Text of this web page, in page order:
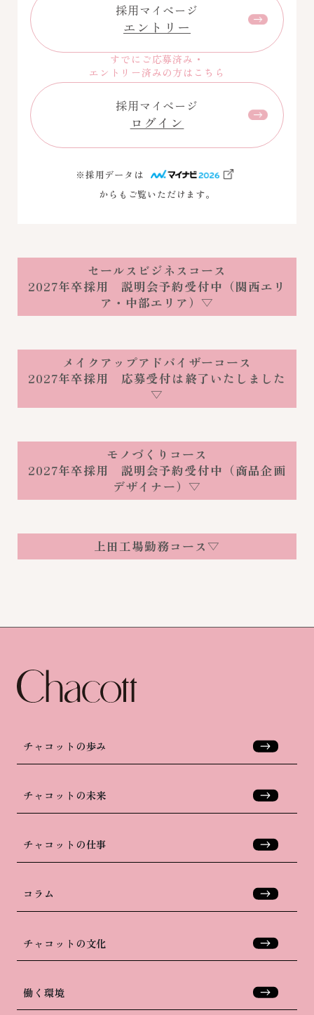
採用マイページ
エントリー
すでにご応募済み・
エントリー済みの方はこちら
採用マイページ
ログイン
※採用データは
からもご覧いただけます。
セールスビジネスコース
2027年卒採用 説明会予約受付中（関西エリ
ア・中部エリア）▽
メイクアップアドバイザーコース
2027年卒採用 応募受付は終了いたしました
▽
モノづくりコース
2027年卒採用 説明会予約受付中（商品企画
デザイナー）▽
上田工場勤務コース▽
チャコットの歩み
チャコットの未来
チャコットの仕事
コラム
チャコットの文化
働く環境